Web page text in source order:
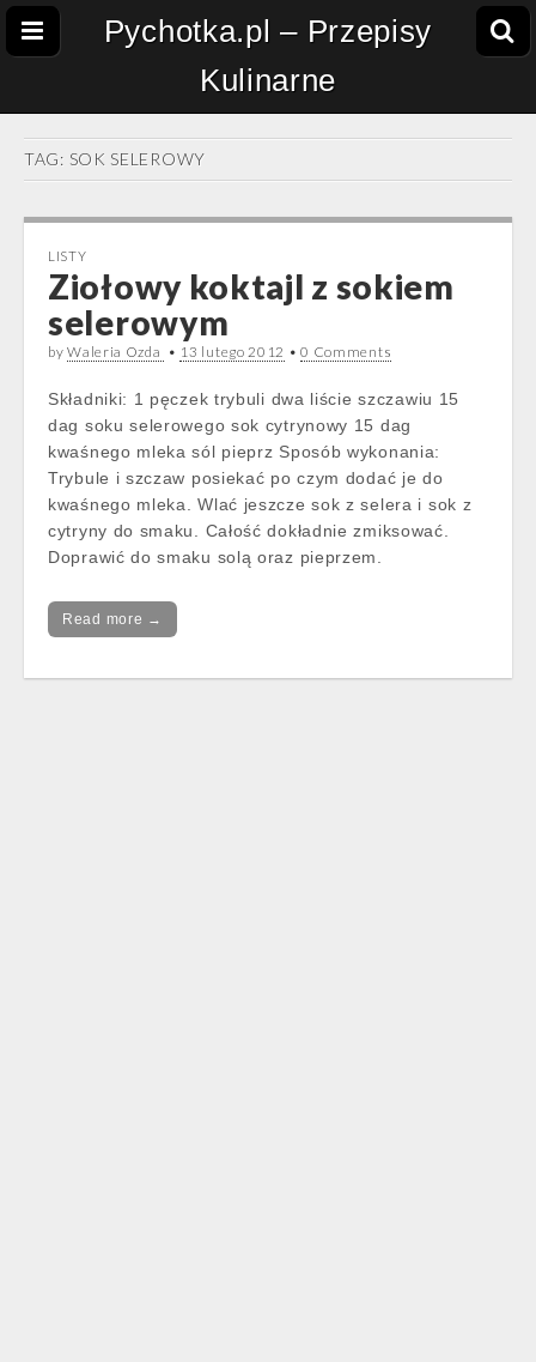
Pychotka.pl – Przepisy
Kulinarne
TAG: SOK SELEROWY
LISTY
Ziołowy koktajl z sokiem
selerowym
byWaleria Ozda • 13 lutego 2012 •0 Comments
Składniki: 1 pęczek trybuli dwa liście szczawiu 15
dag soku selerowego sok cytrynowy 15 dag
kwaśnego mleka sól pieprz Sposób wykonania:
Trybule i szczaw posiekać po czym dodać je do
kwaśnego mleka. Wlać jeszcze sok z selera i sok z
cytryny do smaku. Całość dokładnie zmiksować.
Doprawić do smaku solą oraz pieprzem.
Read more →